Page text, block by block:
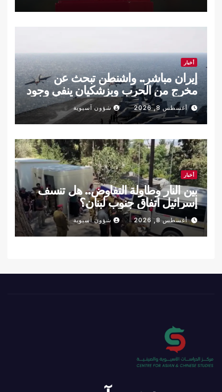
أخبار
إيران مباشر.. واشنطن تبحث عن
مخرج من الحرب وبزشكيان ينفي وجود
خلافات داخلية
أغسطس 8, 2026 شؤون آسيوية
أخبار
بين النار وطاولة التفاوض.. هل تنسف
إسرائيل اتفاق جنوب لبنان؟
أغسطس 8, 2026 شؤون آسيوية